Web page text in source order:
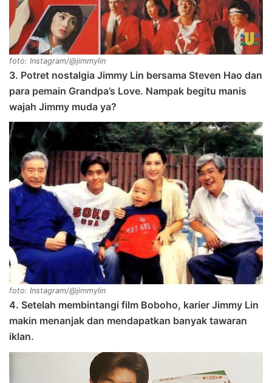
foto: Instagram/@jimmylin
3. Potret nostalgia Jimmy Lin bersama Steven Hao dan
para pemain Grandpa’s Love. Nampak begitu manis
wajah Jimmy muda ya?
foto: Instagram/@jimmylin
4. Setelah membintangi film Boboho, karier Jimmy Lin
makin menanjak dan mendapatkan banyak tawaran
iklan.